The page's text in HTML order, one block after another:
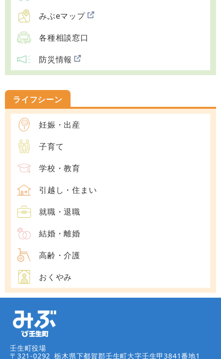
みぶeマップ
各種相談窓口
防災情報
ライフシーン
妊娠・出産
子育て
学校・教育
引越し・住まい
就職・退職
結婚・離婚
高齢・介護
おくやみ
壬生町役場
〒321-0292 栃木県下都賀郡壬生町大字壬生甲3841番地1